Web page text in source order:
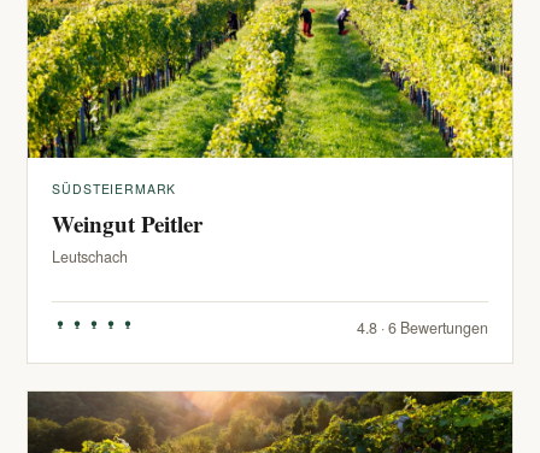
SÜDSTEIERMARK
Weingut Peitler
Leutschach
4.8 · 6 Bewertungen